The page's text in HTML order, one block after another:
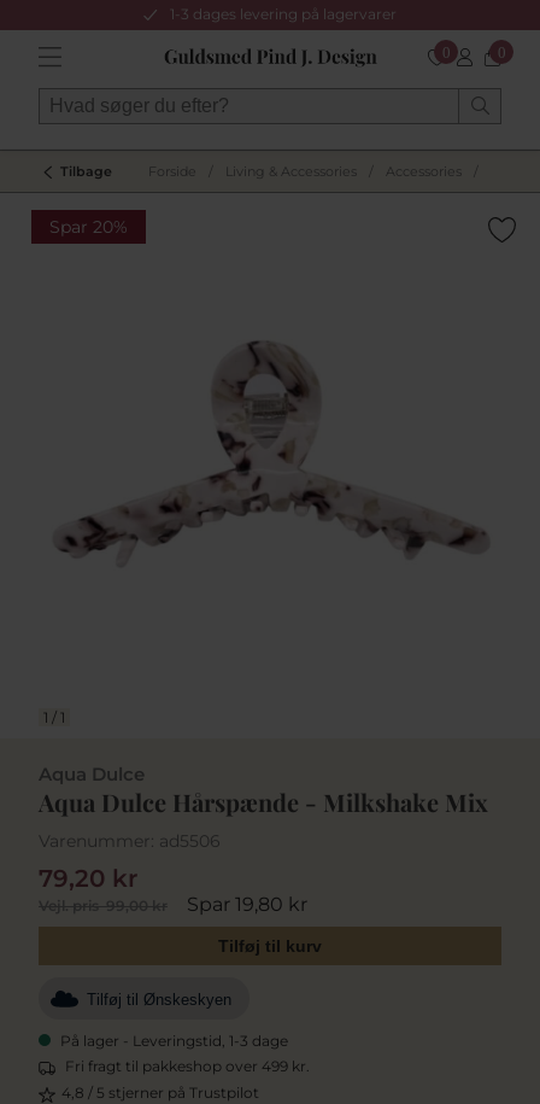
1-3 dages levering på lagervarer
0 0
Tilbage Forside Living & Accessories Accessories
Spar 20%
1 / 1
Aqua Dulce
Aqua Dulce Hårspænde - Milkshake Mix
Varenummer: ad5506
Vejl. pris99,00 kr Spar 19,80 kr
79,20 kr
Tilføj til kurv
Tilføj til Ønskeskyen
På lager - Leveringstid, 1-3 dage
Fri fragt til pakkeshop over 499 kr.
4,8 / 5 stjerner på Trustpilot